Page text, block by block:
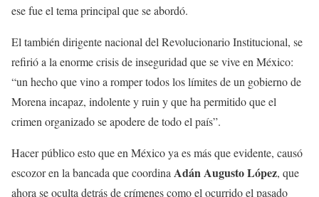
ese fue el tema principal que se abordó.
El también dirigente nacional del Revolucionario Institucional, se
refirió a la enorme crisis de inseguridad que se vive en México:
“un hecho que vino a romper todos los límites de un gobierno de
Morena incapaz, indolente y ruin y que ha permitido que el
crimen organizado se apodere de todo el país”.
Hacer público esto que en México ya es más que evidente, causó
escozor en la bancada que coordina Adán Augusto López, que
ahora se oculta detrás de crímenes como el ocurrido el pasado